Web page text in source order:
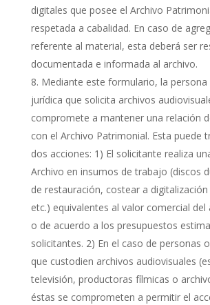
digitales que posee el Archivo
respetada a cabalidad. En caso de
referente al material, esta deberá ser
documentada e informada al archivo.
Mediante este formulario, la persona
jurídica que solicita archivos
compromete a mantener una relación
con el Archivo Patrimonial. Esta puede
dos acciones: 1) El solicitante realiza
Archivo en insumos de trabajo (discos
de restauración, costear a
etc.) equivalentes al valor comercial
o de acuerdo a los presupuestos
solicitantes. 2) En el caso de personas
que custodien archivos audiovisuales
televisión, productoras fílmicas o
éstas se comprometen a permitir el